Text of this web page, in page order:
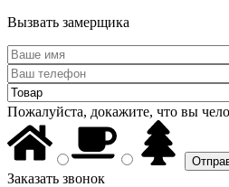
Вызвать замерщика
Пожалуйста, докажите, что вы
Заказать звонок